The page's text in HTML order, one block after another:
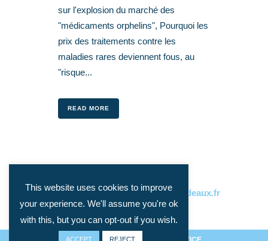
sur l'explosion du marché des
"médicaments orphelins", Pourquoi les
prix des traitements contre les
maladies rares deviennent fous, au
"risque...
READ MORE
CONTACT: philippe.gorry@u-bordeaux.fr
This website uses cookies to improve
your experience. We'll assume you're ok
with this, but you can opt-out if you wish.
ACCEPT REJECT